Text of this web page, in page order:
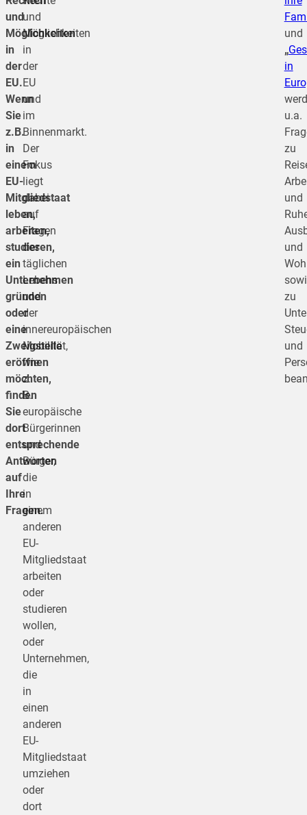
und
Möglichkeiten
in
der
EU.
Wenn
Sie
z.B.
in
einem
EU-
Mitgliedstaat
leben,
arbeiten,
studieren,
ein
Unternehmen
gründen
oder
eine
Zweigstelle
eröffnen
möchten,
finden
Sie
dort
entsprechende
Antworten
auf
Ihre
Fragen.
und
Möglichkeiten
in
der
EU
und
im
Binnenmarkt.
Der
Fokus
liegt
dabei
auf
Fragen
des
täglichen
Lebens
und
der
innereuropäischen
Mobilität,
wie
z.
B.
europäische
Bürgerinnen
und
Bürger,
die
in
einem
anderen
EU-
Mitgliedstaat
arbeiten
oder
studieren
wollen,
oder
Unternehmen,
die
in
einen
anderen
EU-
Mitgliedstaat
umziehen
oder
dort
und
„
in
u.a.
zu
und
und
zu
und